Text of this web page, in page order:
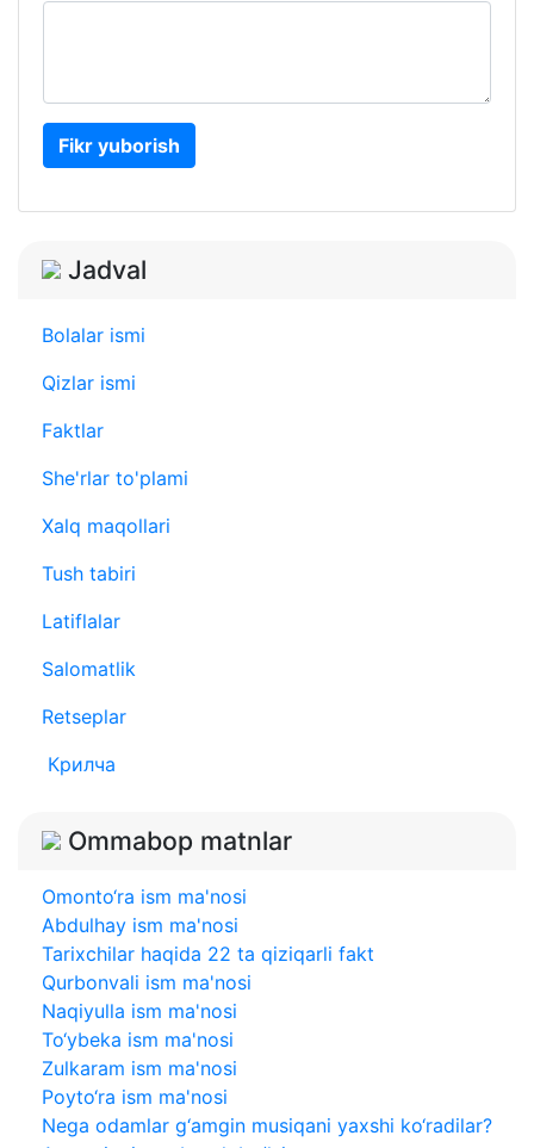
Fikr yuborish
Jadval
Bolalar ismi
Qizlar ismi
Faktlar
She'rlar to'plami
Xalq maqollari
Tush tabiri
Latiflalar
Salomatlik
Retseplar
Крилча
Ommabop matnlar
Omonto‘ra ism ma'nosi
Abdulhay ism ma'nosi
Tarixchilar haqida 22 ta qiziqarli fakt
Qurbonvali ism ma'nosi
Naqiyulla ism ma'nosi
To‘ybeka ism ma'nosi
Zulkaram ism ma'nosi
Poyto‘ra ism ma'nosi
Nega odamlar g‘amgin musiqani yaxshi ko‘radilar?